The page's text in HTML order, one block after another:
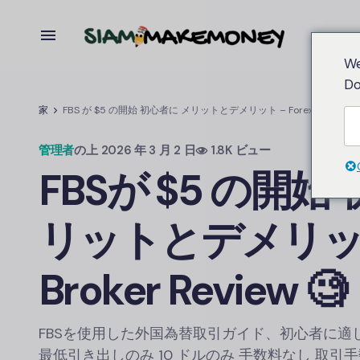
家 FBS が $5 の開始 初心者に メリットとデメリット – Forex Broker
管理者の上 2026 年 3 月 2 日 1.8K ビュー
FBSが $5 の開始
リットとデメリ
Broker Review 🧐
FBSを使用した外国為替取引ガイド、初心者に
最低引き出しのみ 10 ドルのみ 手数料なし 取引